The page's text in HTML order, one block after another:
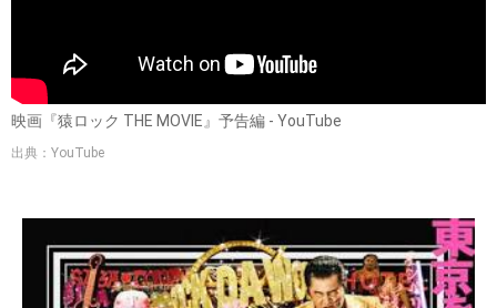
映画『猿ロック THE MOVIE』予告編 - YouTube
出典：YouTube